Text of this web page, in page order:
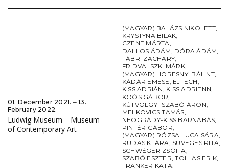
01. December 2021. ‒ 13.
February 2022.
Ludwig Museum – Museum
of Contemporary Art
(MAGYAR) BALÁZS NIKOLETT,
KRYSTYNA BILAK,
CZENE MÁRTA,
DALLOS ÁDÁM, DÓRA ÁDÁM,
FÁBRI ZACHARY,
FRIDVALSZKI MÁRK,
(MAGYAR) HORESNYI BÁLINT,
KÁDÁR EMESE, EJTECH,
KISS ADRIÁN, KISS ADRIENN,
KOÓS GÁBOR,
KÚTVÖLGYI-SZABÓ ÁRON,
MELKOVICS TAMÁS,
NEOGRÁDY-KISS BARNABÁS,
PINTÉR GÁBOR,
(MAGYAR) RÓZSA LUCA SÁRA,
RUDAS KLÁRA, SÜVEGES RITA,
SCHWÉGER ZSÓFIA,
SZABÓ ESZTER,TOLLAS ERIK,
TRANKER KATA,